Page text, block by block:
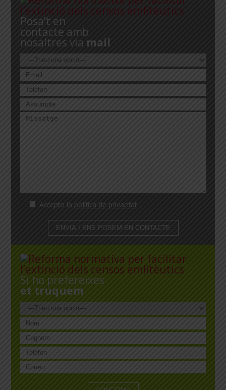
Posa’t en
contacte amb
nosaltres via mail
Accepto la política de privacitat
Si ho prefereixes
et truquem